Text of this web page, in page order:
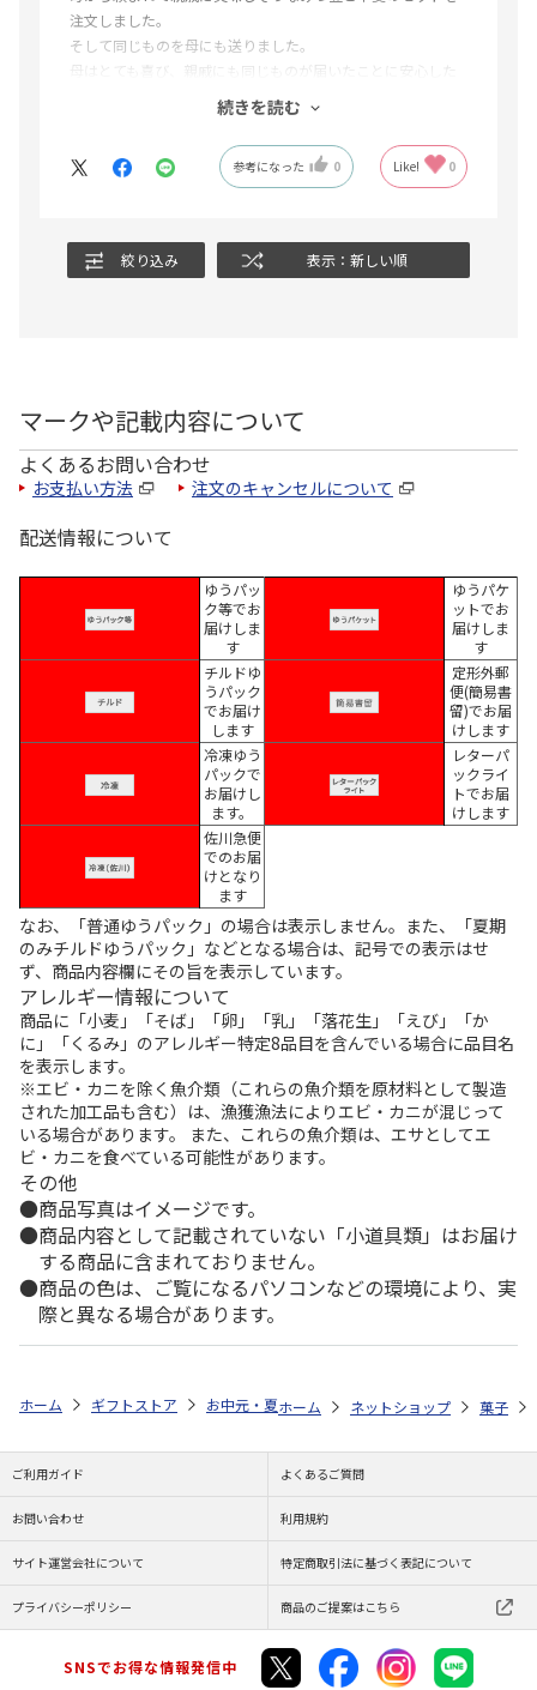
注文しました。
そして同じものを母にも送りました。
母はとても喜び、親戚にも同じものが届いたことに安心した
果物が大きくて彩りが綺麗で美味しそうだったとのことで
家でネットで簡単に送れるのでとても便利です。
続きを読む
参考になった 0 Like! 0
絞り込み 表示：新しい順
マークや記載内容について
よくあるお問い合わせ
お支払い方法 注文のキャンセルについて
配送情報について
ゆうパッ
ク等でお
届けしま
す
ゆうパケ
ットでお
届けしま
す
チルドゆ
うパック
でお届け
します
定形外郵
便(簡易書
留)でお届
けします
冷凍ゆう
パックで
お届けし
ます。
レターパ
ックライ
トでお届
けします
佐川急便
でのお届
けとなり
ます
なお、「普通ゆうパック」の場合は表示しません。また、「夏期
のみチルドゆうパック」などとなる場合は、記号での表示はせ
ず、商品内容欄にその旨を表示しています。
アレルギー情報について
商品に「小麦」「そば」「卵」「乳」「落花生」「えび」「か
に」「くるみ」のアレルギー特定8品目を含んでいる場合に品目名
を表示します。
※エビ・カニを除く魚介類（これらの魚介類を原材料として製造
された加工品も含む）は、漁獲漁法によりエビ・カニが混じって
いる場合があります。 また、これらの魚介類は、エサとしてエ
ビ・カニを食べている可能性があります。
その他
商品写真はイメージです。
商品内容として記載されていない「小道具類」はお届け
する商品に含まれておりません。
商品の色は、ご覧になるパソコンなどの環境により、実
際と異なる場合があります。
ホーム ギフトストア お中元・夏ギフト特集 2026 ゆうゆうギフト
ホーム ネットショップ 菓子
ご利用ガイド よくあるご質問
お問い合わせ 利用規約
サイト運営会社について 特定商取引法に基づく表記について
プライバシーポリシー 商品のご提案はこちら
SNSでお得な情報発信中